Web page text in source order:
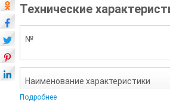
Технические
№
Наименование характеристики
Подробнее